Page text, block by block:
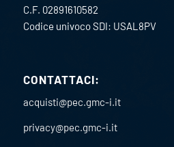
C.F. 02891610582
Codice univoco SDI: USAL8PV
CONTATTACI:
acquisti@pec.gmc-i.it
privacy@pec.gmc-i.it